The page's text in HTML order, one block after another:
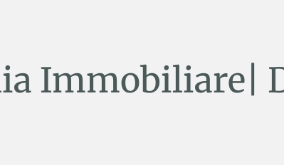
Immobiliare|